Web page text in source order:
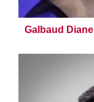
Galbaud Diane